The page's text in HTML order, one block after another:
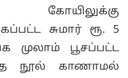
கோயிலுக்கு
சுமார் ரூ. 5
முலாம் பூசப்பட்ட
நூல் காணாமல்